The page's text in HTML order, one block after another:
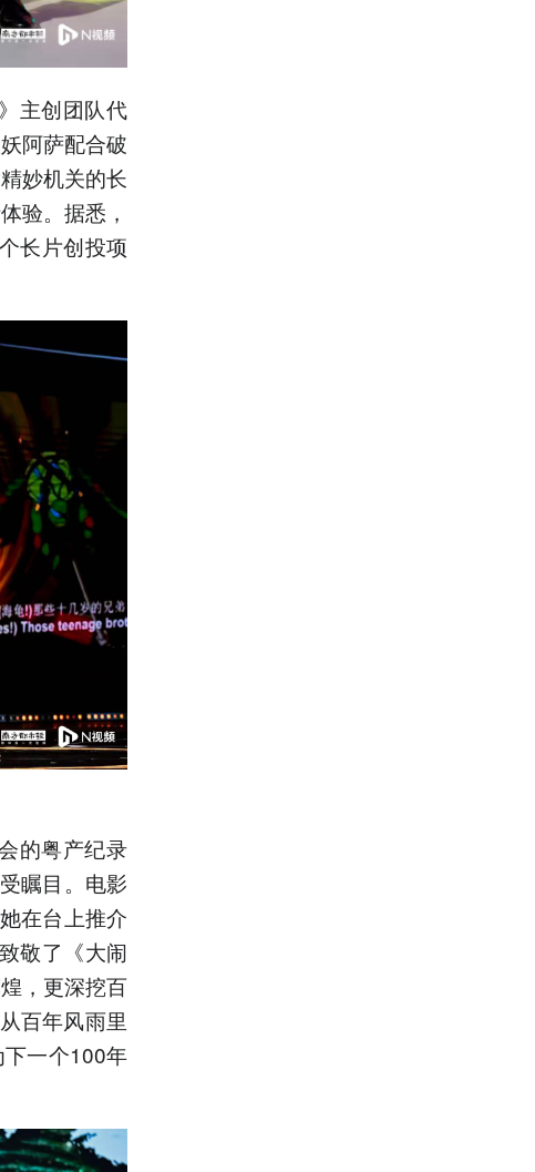
主创团队代
阿萨配合破
妙机关的长
验。据悉，
长片创投项
的粤产纪录
瞩目。电影
在台上推介
敬了《大闹
，更深挖百
百年风雨里
一个100年